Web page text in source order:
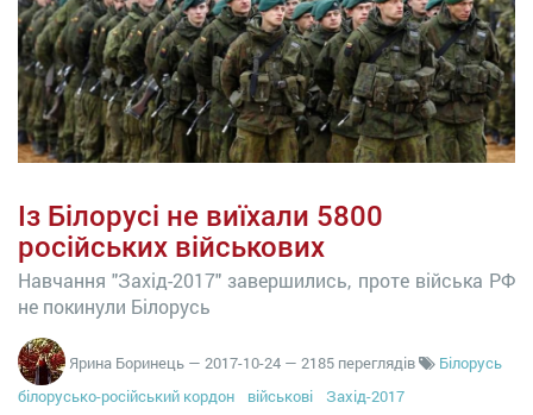
Із Білорусі не виїхали 5800
російських військових
Навчання "Захід-2017" завершились, проте війська РФ
не покинули Білорусь
Ярина Боринець — 2017-10-24 — 2185 переглядів
Білорусь
білорусько-російський кордон
військові Захід-2017